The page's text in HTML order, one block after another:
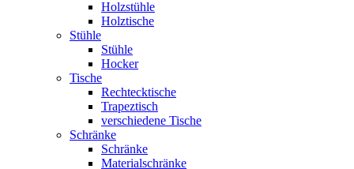
Holzstühle
Holztische
Stühle
Stühle
Hocker
Tische
Rechtecktische
Trapeztisch
verschiedene Tische
Schränke
Schränke
Materialschränke